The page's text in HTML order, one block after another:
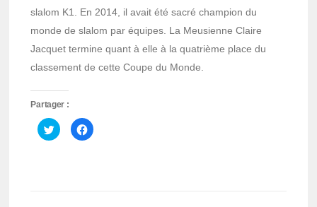
slalom K1. En 2014, il avait été sacré champion du
monde de slalom par équipes. La Meusienne Claire
Jacquet termine quant à elle à la quatrième place du
classement de cette Coupe du Monde.
Partager :
Cliquez
pour
partager
Cliquez
pour